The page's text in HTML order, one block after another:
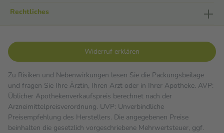
Rechtliches
Widerruf erklären
Zu Risiken und Nebenwirkungen lesen Sie die Packungsbeilage
und fragen Sie Ihre Ärztin, Ihren Arzt oder in Ihrer Apotheke. AVP:
Üblicher Apothekenverkaufspreis berechnet nach der
Arzneimittelpreisverordnung. UVP: Unverbindliche
Preisempfehlung des Herstellers. Die angegebenen Preise
beinhalten die gesetzlich vorgeschriebene Mehrwertsteuer, ggf.